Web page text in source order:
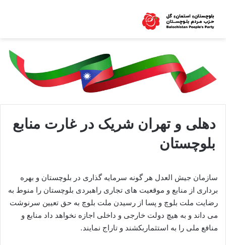
دهلی و تهران شریک در غارت منابع
بلوچستان
سازمان جیش العدل هر گونه سرمایه گذاری در بلوچستان و بهره
برداری از منابع و موقعیت های تجاری راهبردی بلوچستان را منوط به
رضایت ملت بلوچ و پسا از رسیدن ملت بلوچ به حق تعیین سرنوشت
می داند و به هیچ دولت خارجی و داخلی اجازه نخواهد داد منابع و
منافع ملی را به استثماربکشند و تاراج نمایند.